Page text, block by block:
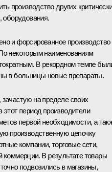
производство других
оборудования.
и форсированное производство
некоторым наименованиям
В рекордном темпе
в больницы новые препараты.
на пределе своих
период производители
первой необходимости, а
производственную цепочку
компании, торговые сети,
коммерции. В результате товары
подвозились в магазины,